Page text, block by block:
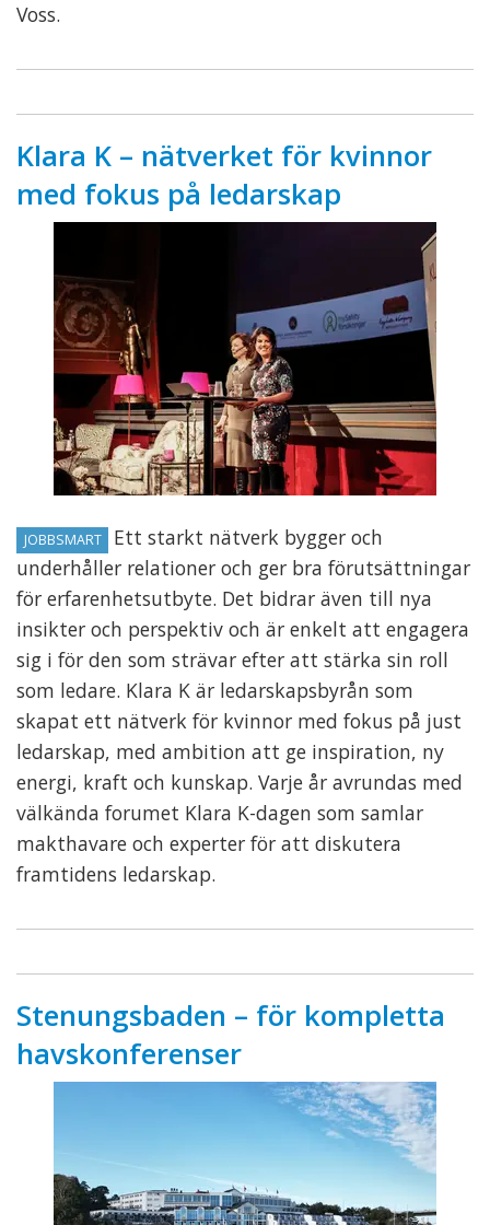
Voss.
Klara K – nätverket för kvinnor
med fokus på ledarskap
JOBBSMART
Ett starkt nätverk bygger och
underhåller relationer och ger bra förutsättningar
för erfarenhetsutbyte. Det bidrar även till nya
insikter och perspektiv och är enkelt att engagera
sig i för den som strävar efter att stärka sin roll
som ledare. Klara K är ledarskapsbyrån som
skapat ett nätverk för kvinnor med fokus på just
ledarskap, med ambition att ge inspiration, ny
energi, kraft och kunskap. Varje år avrundas med
välkända forumet Klara K-dagen som samlar
makthavare och experter för att diskutera
framtidens ledarskap.
Stenungsbaden – för kompletta
havskonferenser